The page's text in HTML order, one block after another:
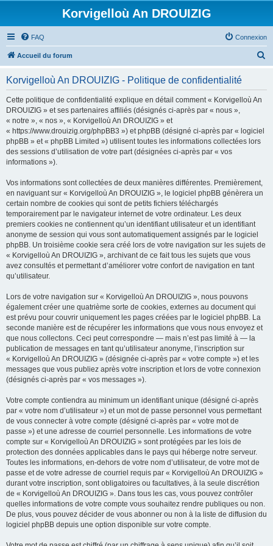
Korvigelloù An DROUIZIG
FAQ Connexion
Accueil du forum
Korvigelloù An DROUIZIG - Politique de confidentialité
Cette politique de confidentialité explique en détail comment « Korvigelloù An
DROUIZIG » et ses partenaires affiliés (désignés ci-après par « nous »,
« notre », « nos », « Korvigelloù An DROUIZIG » et
« https://www.drouizig.org/phpBB3 ») et phpBB (désigné ci-après par « logiciel
phpBB » et « phpBB Limited ») utilisent toutes les informations collectées lors
des sessions d’utilisation de votre part (désignées ci-après par « vos
informations »).
Vos informations sont collectées de deux manières différentes. Premièrement,
en naviguant sur « Korvigelloù An DROUIZIG », le logiciel phpBB génèrera un
certain nombre de cookies qui sont de petits fichiers téléchargés
temporairement par le navigateur internet de votre ordinateur. Les deux
premiers cookies ne contiennent qu’un identifiant utilisateur et un identifiant
anonyme de session qui vous sont automatiquement assignés par le logiciel
phpBB. Un troisième cookie sera créé lors de votre navigation sur les sujets de
« Korvigelloù An DROUIZIG », archivant de ce fait tous les sujets que vous
avez consultés et permettant d’améliorer votre confort de navigation en tant
qu’utilisateur.
Lors de votre navigation sur « Korvigelloù An DROUIZIG », nous pouvons
également créer une quatrième sorte de cookies, externes au document qui
est prévu pour couvrir uniquement les pages créées par le logiciel phpBB. La
seconde manière est de récupérer les informations que vous nous envoyez et
que nous collectons. Ceci peut correspondre — mais n’est pas limité à — la
publication de messages en tant qu’utilisateur anonyme, l’inscription sur
« Korvigelloù An DROUIZIG » (désignée ci-après par « votre compte ») et les
messages que vous publiez après votre inscription et lors de votre connexion
(désignés ci-après par « vos messages »).
Votre compte contiendra au minimum un identifiant unique (désigné ci-après
par « votre nom d’utilisateur ») et un mot de passe personnel vous permettant
de vous connecter à votre compte (désigné ci-après par « votre mot de
passe ») et une adresse de courriel personnelle. Les informations de votre
compte sur « Korvigelloù An DROUIZIG » sont protégées par les lois de
protection des données applicables dans le pays qui héberge notre serveur.
Toutes les informations, en-dehors de votre nom d’utilisateur, de votre mot de
passe et de votre adresse de courriel requis par « Korvigelloù An DROUIZIG »
durant votre inscription, sont obligatoires ou facultatives, à la seule discrétion
de « Korvigelloù An DROUIZIG ». Dans tous les cas, vous pouvez contrôler
quelles informations de votre compte vous souhaitez rendre publiques ou non.
De plus, vous pouvez décider de vous abonner ou non à la liste de diffusion du
logiciel phpBB depuis une option disponible sur votre compte.